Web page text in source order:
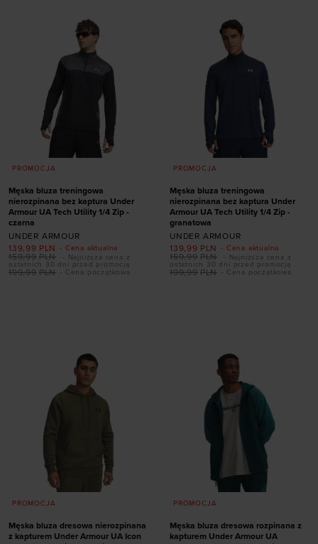
PROMOCJA
Dodaj produkt w
Męska bluza treningowa
nierozpinana bez kaptura Under
Armour UA Tech Utility 1/4 Zip -
czarna
UNDER ARMOUR
- Cena aktualna
139,99 PLN
- Cena początkowa
199,99 PLN
159,99 PLN
- Najniższa cena z
ostatnich 30 dni przed promocją
PROMOCJA
Dodaj produkt w
Męska bluza treningowa
nierozpinana bez kaptura Under
Armour UA Tech Utility 1/4 Zip -
granatowa
UNDER ARMOUR
- Cena aktualna
139,99 PLN
- Cena początkowa
199,99 PLN
159,99 PLN
- Najniższa cena z
ostatnich 30 dni przed promocją
PROMOCJA
Męska bluza dresowa nierozpinana
z kapturem Under Armour UA Icon
PROMOCJA
Męska bluza dresowa rozpinana z
kapturem Under Armour UA